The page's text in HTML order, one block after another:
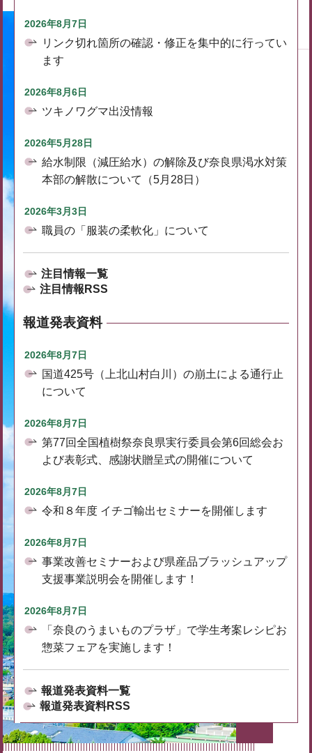
2026年8月7日
リンク切れ箇所の確認・修正を集中的に行ってい
ます
2026年8月6日
ツキノワグマ出没情報
2026年5月28日
給水制限（減圧給水）の解除及び奈良県渇水対策
本部の解散について（5月28日）
2026年3月3日
職員の「服装の柔軟化」について
注目情報一覧
注目情報RSS
報道発表資料
2026年8月7日
国道425号（上北山村白川）の崩土による通行止
について
2026年8月7日
第77回全国植樹祭奈良県実行委員会第6回総会お
よび表彰式、感謝状贈呈式の開催について
2026年8月7日
令和８年度 イチゴ輸出セミナーを開催します
2026年8月7日
事業改善セミナーおよび県産品ブラッシュアップ
支援事業説明会を開催します！
2026年8月7日
「奈良のうまいものプラザ」で学生考案レシピお
惣菜フェアを実施します！
報道発表資料一覧
報道発表資料RSS